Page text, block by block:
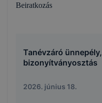
Beiratkozás
Tanévzáró ünnepély,
bizonyítványosztás
2026. június 18.